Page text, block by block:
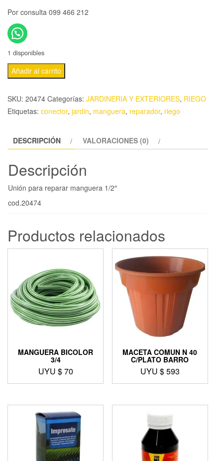
Por consulta 099 466 212
1 disponibles
Añadir al carrito
SKU: 20474 Categorías: JARDINERIA Y EXTERIORES, RIEGO
Etiquetas: conector, jardin, manguera, reparador, riego
DESCRIPCIÓN VALORACIONES (0)
Descripción
Unión para reparar manguera 1/2″
cod.20474
Productos relacionados
MANGUERA BICOLOR
3/4
UYU $70
MACETA COMUN N 40
C/PLATO BARRO
UYU $593